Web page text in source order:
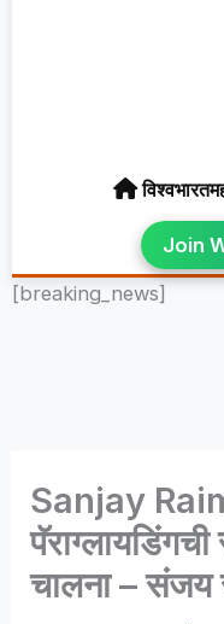
विश्वभारत
Join
[breaking_news]
Sanjay
चालना – संजय